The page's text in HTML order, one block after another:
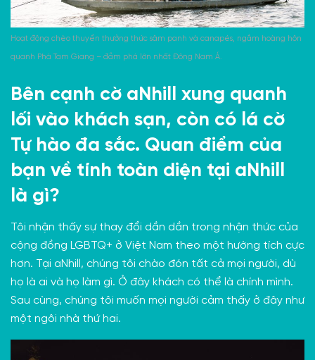
Hoạt động chèo thuyền thưởng thức sâm panh và canapés, ngắm hoàng hôn
quanh Phá Tam Giang – đầm phá lớn nhất Đông Nam Á.
Bên cạnh cờ aNhill xung quanh
lối vào khách sạn, còn có lá cờ
Tự hào đa sắc. Quan điểm của
bạn về tính toàn diện tại aNhill
là gì?
Tôi nhận thấy sự thay đổi dần dần trong nhận thức của
cộng đồng LGBTQ+ ở Việt Nam theo một hướng tích cực
hơn. Tại aNhill, chúng tôi chào đón tất cả mọi người, dù
họ là ai và họ làm gì. Ở đây khách có thể là chính mình.
Sau cùng, chúng tôi muốn mọi người cảm thấy ở đây như
một ngôi nhà thứ hai.